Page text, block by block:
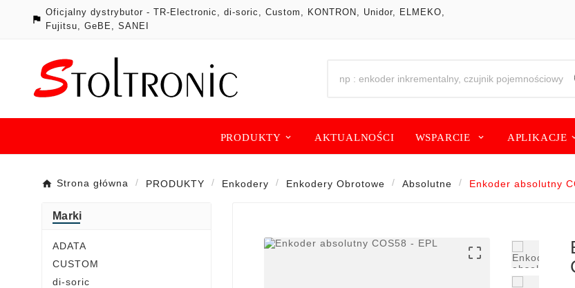

Oficjalny dystrybutor - TR-Electronic, di-soric, Custom, KONTRON, Unidor, ELMEKO,
Fujitsu, GeBE, SANEI
PRODUKTY AKTUALNOŚCI WSPARCIE APLIKACJE
Strona główna PRODUKTY Enkodery Enkodery Obrotowe Absolutne Enkoder absolutny
Marki
ADATA
CUSTOM
di-soric
